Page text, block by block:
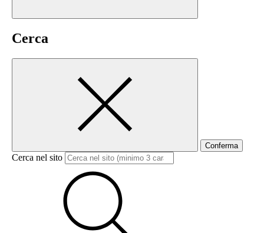
Cerca
Conferma
Cerca nel sito